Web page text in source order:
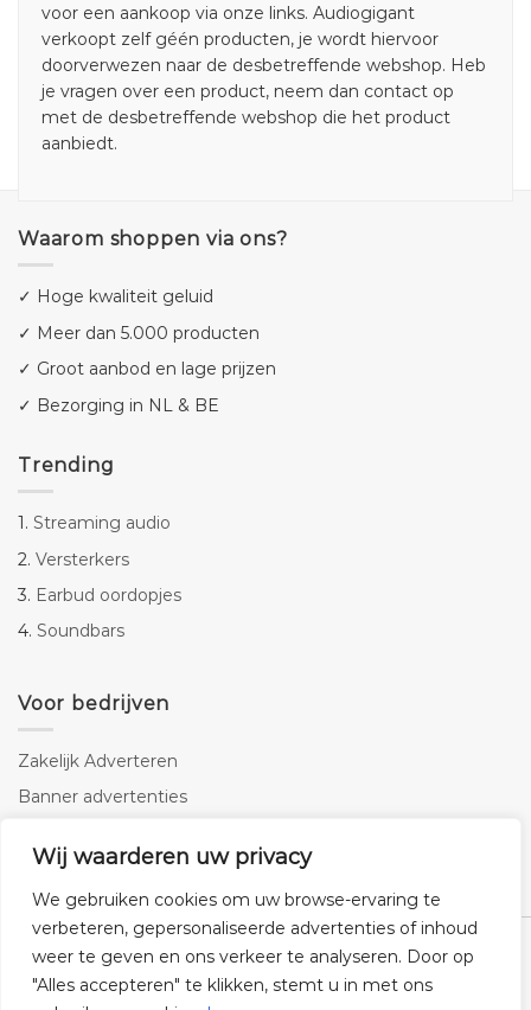
Wij waarderen uw privacy
We gebruiken cookies om uw browse-ervaring te
verbeteren, gepersonaliseerde advertenties of inhoud
weer te geven en ons verkeer te analyseren. Door op
"Alles accepteren" te klikken, stemt u in met ons
voor een aankoop via onze links. Audiogigant
verkoopt zelf géén producten, je wordt hiervoor
doorverwezen naar de desbetreffende webshop. Heb
je vragen over een product, neem dan contact op
met de desbetreffende webshop die het product
aanbiedt.
Waarom shoppen via ons?
✓ Hoge kwaliteit geluid
✓ Meer dan 5.000 producten
✓ Groot aanbod en lage prijzen
✓ Bezorging in NL & BE
Trending
1. Streaming audio
2. Versterkers
3. Earbud oordopjes
4. Soundbars
Voor bedrijven
Zakelijk Adverteren
Banner advertenties
SEO copywriting